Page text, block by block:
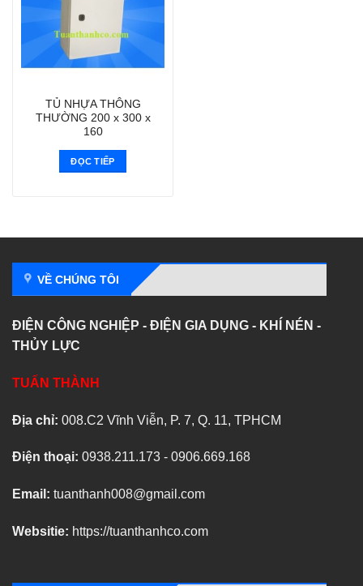
TỦ NHỰA THÔNG
THƯỜNG 200 x 300 x
160
ĐỌC TIẾP
VỀ CHÚNG TÔI
ĐIỆN CÔNG NGHIỆP - ĐIỆN GIA DỤNG - KHÍ NÉN -
THỦY LỰC
TUẤN THÀNH
Địa chỉ: 008.C2 Vĩnh Viễn, P. 7, Q. 11, TPHCM
Điện thoại: 0938.211.173 - 0906.669.168
Email: tuanthanh008@gmail.com
Websitie: https://tuanthanhco.com